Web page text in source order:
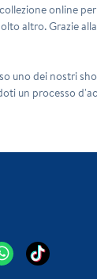
online
altro. Grazie
uno dei nostri
un processo